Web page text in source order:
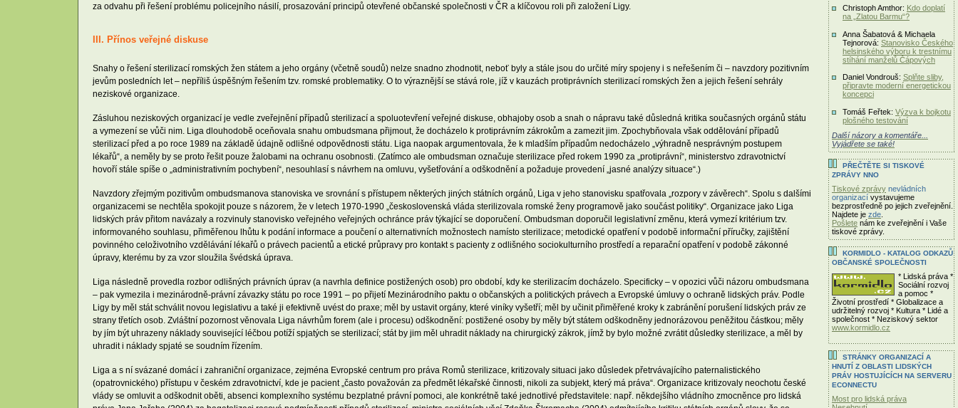
za odvahu při řešení problému policejního násilí, prosazování principů otevřené občanské společnosti v ČR a klíčovou roli při založení Ligy.
III. Přínos veřejné diskuse
Snahy o řešení sterilizací romských žen státem a jeho orgány (včetně soudů) nelze snadno zhodnotit, neboť byly a stále jsou do určité míry spojeny i s neřešením či – navzdory pozitivním
jevům posledních let – nepříliš úspěšným řešením tzv. romské problematiky. O to výraznější se stává role, jíž v kauzách protiprávních sterilizací romských žen a jejich řešení sehrály
neziskové organizace.
Zásluhou neziskových organizací je vedle zveřejnění případů sterilizací a spoluotevření veřejné diskuse, obhajoby osob a snah o nápravu také důsledná kritika současných orgánů státu
a vymezení se vůči nim. Liga dlouhodobě oceňovala snahu ombudsmana přijmout, že docházelo k protiprávním zákrokům a zamezit jim. Zpochybňovala však oddělování případů
sterilizací před a po roce 1989 na základě údajně odlišné odpovědnosti státu. Liga naopak argumentovala, že k mladším případům nedocházelo „výhradně nesprávným postupem
lékařů“, a neměly by se proto řešit pouze žalobami na ochranu osobnosti. (Zatímco ale ombudsman označuje sterilizace před rokem 1990 za „protiprávní“, ministerstvo zdravotnictví
hovoří stále spíše o „administrativním pochybení“, nesouhlasí s návrhem na omluvu, vyšetřování a odškodnění a požaduje provedení „jasné analýzy situace“.)
Navzdory zřejmým pozitivům ombudsmanova stanoviska ve srovnání s přístupem některých jiných státních orgánů, Liga v jeho stanovisku spatřovala „rozpory v závěrech“. Spolu s dalšími
organizacemi se nechtěla spokojit pouze s názorem, že v letech 1970-1990 „československá vláda sterilizovala romské ženy programově jako součást politiky“. Organizace jako Liga
lidských práv přitom navázaly a rozvinuly stanovisko veřejného veřejných ochránce práv týkající se doporučení. Ombudsman doporučil legislativní změnu, která vymezí kritérium tzv.
informovaného souhlasu, přiměřenou lhůtu k podání informace a poučení o alternativních možnostech namísto sterilizace; metodické opatření v podobě informační příručky, zajištění
povinného celoživotního vzdělávání lékařů o právech pacientů a etické průpravy pro kontakt s pacienty z odlišného sociokulturního prostředí a reparační opatření v podobě zákonné
úpravy, kterému by za vzor sloužila švédská úprava.
Liga následně provedla rozbor odlišných právních úprav (a navrhla definice postižených osob) pro období, kdy ke sterilizacím docházelo. Specificky – v opozici vůči názoru ombudsmana
– pak vymezila i mezinárodně-právní závazky státu po roce 1991 – po přijetí Mezinárodního paktu o občanských a politických právech a Evropské úmluvy o ochraně lidských práv. Podle
Ligy by měl stát schválit novou legislativu a také ji efektivně uvést do praxe; měl by ustavit orgány, které viníky vyšetří; měl by učinit přiměřené kroky k zabránění porušení lidských práv ze
strany třetích osob. Zvláštní pozornost věnovala Liga návrhům forem (ale i procesu) odškodnění: postižené osoby by měly být státem odškodněny jednorázovou peněžitou částkou; měly
by jím být uhrazeny náklady související léčbou potíží spjatých se sterilizací; stát by jim měl uhradit náklady na chirurgický zákrok, jímž by bylo možné zvrátit důsledky sterilizace, a měl by
uhradit i náklady spjaté se soudním řízením.
Liga a s ní svázané domácí i zahraniční organizace, zejména Evropské centrum pro práva Romů sterilizace, kritizovaly situaci jako důsledek přetrvávajícího paternalistického
(opatrovnického) přístupu v českém zdravotnictví, kde je pacient „často považován za předmět lékařské činnosti, nikoli za subjekt, který má práva“. Organizace kritizovaly neochotu české
vlády se omluvit a odškodnit oběti, absenci komplexního systému bezplatné právní pomoci, ale konkrétně také jednotlivé představitele: např. někdejšího vládního zmocněnce pro lidská
Christoph Amthor: Kdo doplatí
na „Zlatou Barmu“?
Anna Šabatová & Michaela
Tejnorová: Stanovisko Českého
helsinského výboru k trestnímu
stíhání manželů Čápových
Daniel Vondrouš: Splňte sliby,
připravte moderní energetickou
koncepci
Tomáš Feřtek: Výzva k bojkotu
plošného testování
Další názory a komentáře...
Vyjádřete se také!
PŘEČTĚTE SI TISKOVÉ
ZPRÁVY NNO
Tiskové zprávy nevládních
organizací vystavujeme
bezprostředně po jejich zveřejnění.
Najdete je zde
Pošlete nám ke zveřejnění i Vaše
tiskové zprávy.
KORMIDLO - KATALOG ODKAZŮ
OBČANSKÉ SPOLEČNOSTI
* Lidská práva *
Sociální rozvoj
a pomoc *
Životní prostředí * Globalizace a
udržitelný rozvoj * Kultura * Lidé a
společnost * Neziskový sektor
www.kormidlo.cz
STRÁNKY ORGANIZACÍ A
HNUTÍ Z OBLASTI LIDSKÝCH
PRÁV HOSTUJÍCÍCH NA SERVERU
ECONNECTU
Most pro lidská práva